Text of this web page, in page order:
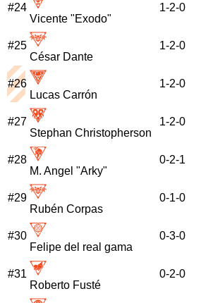
#24
Vicente "Exodo"
1-2-0
#25
César Dante
1-2-0
#26
Lucas Carrón
1-2-0
#27
Stephan Christopherson
1-2-0
#28
M. Angel "Arky"
0-2-1
#29
Rubén Corpas
0-1-0
#30
Felipe del real gama
0-3-0
#31
Roberto Fusté
0-2-0